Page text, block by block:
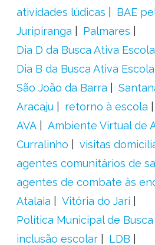
atividades lúdicas
BAE
Juripiranga
Palmares
Dia D da Busca Ativa
Dia B da Busca Ativa
São João da Barra
Aracaju
retorno à escola
AVA
Ambiente Virtual de
Curralinho
visitas
agentes comunitários de
agentes de combate às
Atalaia
Vitória do Jari
Política Municipal de
inclusão escolar
LDB